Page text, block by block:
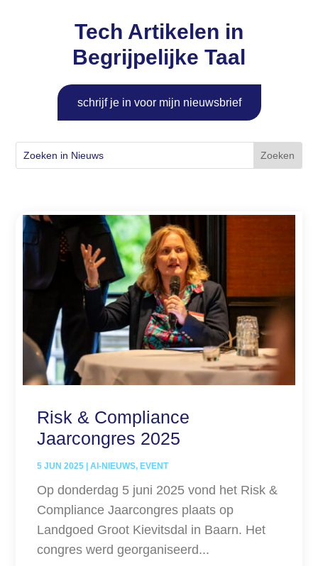
Tech Artikelen in
Begrijpelijke Taal
schrijf je in voor mijn nieuwsbrief
Risk & Compliance
Jaarcongres 2025
5 JUN 2025 |AI-NIEUWS, EVENT
Op donderdag 5 juni 2025 vond het Risk &
Compliance Jaarcongres plaats op
Landgoed Groot Kievitsdal in Baarn. Het
congres werd georganiseerd...